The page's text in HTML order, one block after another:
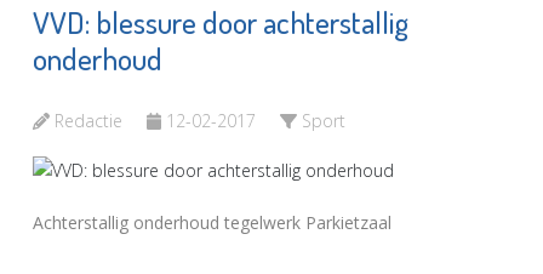
VVD: blessure door achterstallig
onderhoud
Redactie 12-02-2017 Sport
Achterstallig onderhoud tegelwerk Parkietzaal